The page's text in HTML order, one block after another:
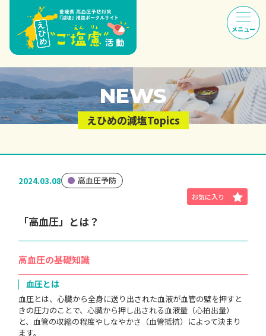
NEWS
えひめの減塩Topics
2024.03.08 高血圧予防
「高血圧」とは？
高血圧の基礎知識
血圧とは
血圧とは、心臓から全身に送り出された血液が血管の壁を押すと
きの圧力のことで、心臓から押し出される血液量（心拍出量）
と、血管の収縮の程度やしなやかさ（血管抵抗）によって決まり
ます。